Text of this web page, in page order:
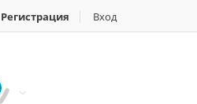
Регистрация Вход